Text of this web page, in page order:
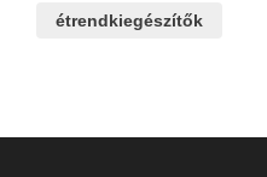
étrendkiegészítők